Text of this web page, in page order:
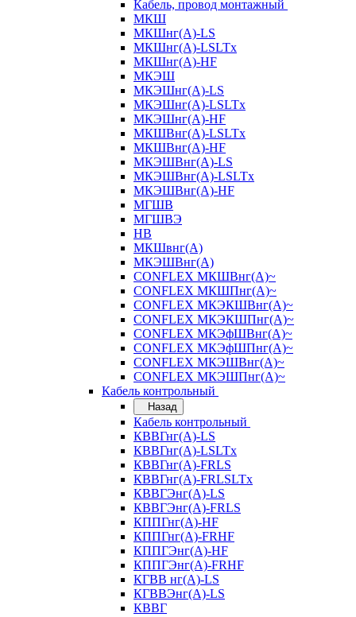
Кабель, провод монтажный
МКШ
МКШнг(А)-LS
МКШнг(А)-LSLTx
МКШнг(А)-HF
МКЭШ
МКЭШнг(А)-LS
МКЭШнг(А)-LSLTx
МКЭШнг(А)-HF
МКШВнг(A)-LSLTx
МКШВнг(А)-HF
МКЭШВнг(А)-LS
МКЭШВнг(A)-LSLTx
МКЭШВнг(А)-HF
МГШВ
МГШВЭ
НВ
МКШвнг(А)
МКЭШВнг(А)
CONFLEX МКШВнг(А)~
CONFLEX МКШПнг(А)~
CONFLEX МКЭКШВнг(А)~
CONFLEX МКЭКШПнг(А)~
CONFLEX МКЭфШВнг(А)~
CONFLEX МКЭфШПнг(А)~
CONFLEX МКЭШВнг(А)~
CONFLEX МКЭШПнг(А)~
Кабель контрольный
Назад
Кабель контрольный
КВВГнг(А)-LS
КВВГнг(А)-LSLTx
КВВГнг(А)-FRLS
КВВГнг(А)-FRLSLTx
КВВГЭнг(А)-LS
КВВГЭнг(А)-FRLS
КППГнг(А)-HF
КППГнг(А)-FRHF
КППГЭнг(А)-HF
КППГЭнг(А)-FRHF
КГВВ нг(А)-LS
КГВВЭнг(А)-LS
КВВГ